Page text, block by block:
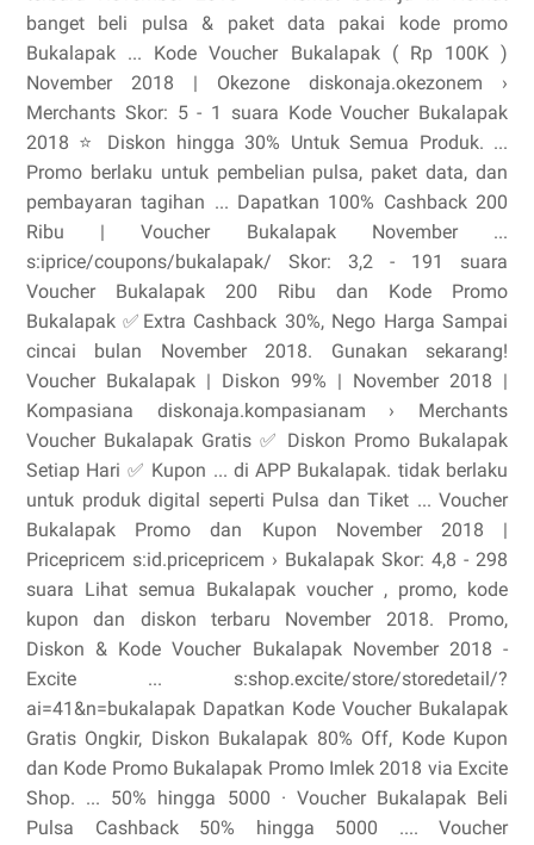
banget beli pulsa & paket data pakai kode promo
Bukalapak ... Kode Voucher Bukalapak ( Rp 100K )
November 2018 | Okezone diskonaja.okezonem ›
Merchants Skor: 5 - ‎1 suara Kode Voucher Bukalapak
2018 ⭐ Diskon hingga 30% Untuk Semua Produk. ...
Promo berlaku untuk pembelian pulsa, paket data, dan
pembayaran tagihan ... Dapatkan 100% Cashback 200
Ribu | Voucher Bukalapak November ...
s:iprice/coupons/bukalapak/ Skor: 3,2 - ‎191 suara
Voucher Bukalapak 200 Ribu dan Kode Promo
Bukalapak ✅Extra Cashback 30%, Nego Harga Sampai
cincai bulan November 2018. Gunakan sekarang!
Voucher Bukalapak | Diskon 99% | November 2018 |
Kompasiana diskonaja.kompasianam › Merchants
Voucher Bukalapak Gratis ✅ Diskon Promo Bukalapak
Setiap Hari ✅ Kupon ... di APP Bukalapak. tidak berlaku
untuk produk digital seperti Pulsa dan Tiket ... Voucher
Bukalapak Promo dan Kupon November 2018 |
Pricepricem s:id.pricepricem › Bukalapak Skor: 4,8 - ‎298
suara Lihat semua Bukalapak voucher , promo, kode
kupon dan diskon terbaru November 2018. Promo,
Diskon & Kode Voucher Bukalapak November 2018 -
Excite ... s:shop.excite/store/storedetail/?
ai=41&n=bukalapak Dapatkan Kode Voucher Bukalapak
Gratis Ongkir, Diskon Bukalapak 80% Off, Kode Kupon
dan Kode Promo Bukalapak Promo Imlek 2018 via Excite
Shop. ... 50% hingga 5000 · Voucher Bukalapak Beli
Pulsa Cashback 50% hingga 5000 .... Voucher